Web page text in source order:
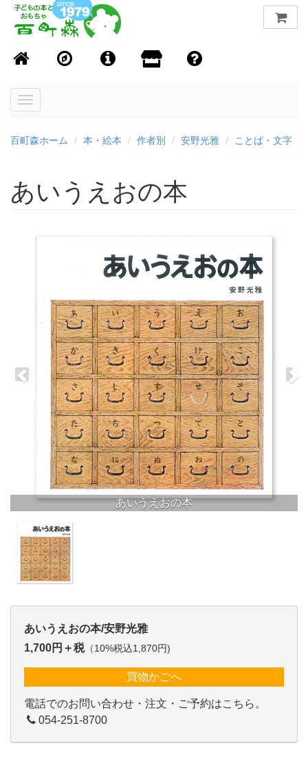
Toggle
百町森ホーム 本・絵本 作者別 安野光雅 ことば・文字
あいうえおの本
あいうえおの本
あいうえおの本/安野光雅
1,700円＋税（10%税込1,870円)
買物かごへ
電話でのお問い合わせ・注文・ご予約はこちら。
054-251-8700